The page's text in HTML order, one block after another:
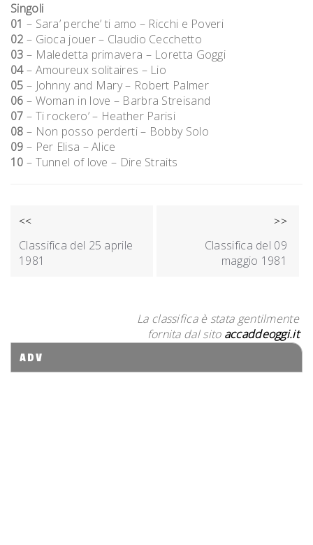
Singoli
01 – Sara’ perche’ ti amo – Ricchi e Poveri
02 – Gioca jouer – Claudio Cecchetto
03 – Maledetta primavera – Loretta Goggi
04– Amoureux solitaires – Lio
05 – Johnny and Mary – Robert Palmer
06 – Woman in love – Barbra Streisand
07 – Ti rockero’ – Heather Parisi
08 – Non posso perderti – Bobby Solo
09 – Per Elisa – Alice
10 – Tunnel of love – Dire Straits
NAVIGAZIONE
ARTICOLI
<<
Classifica del 25 aprile
1981
>>
Classifica del 09
maggio 1981
La classifica è stata gentilmente
fornita dal sito accaddeoggi.it
ADV